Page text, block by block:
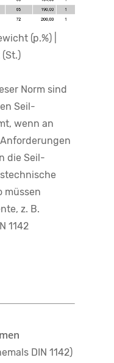
(p.%) |
Norm sind
Seil-
wenn an
die Seil-
müssen
z. B.
1142
DIN 1142)